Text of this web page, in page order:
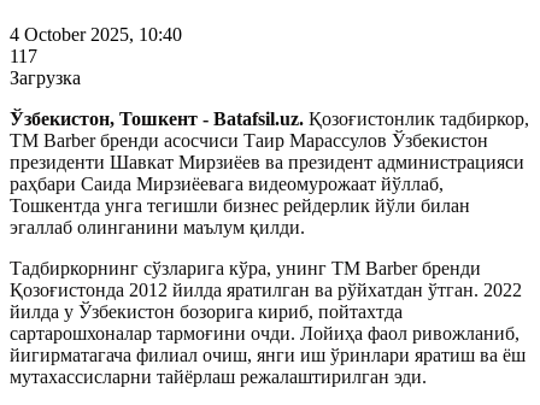
4 October 2025, 10:40
117
Загрузка
Ўзбекистон, Тошкент - Batafsil.uz. Қозоғистонлик тадбиркор,
TM Barber бренди асосчиси Таир Марассулов Ўзбекистон
президенти Шавкат Мирзиёев ва президент администрацияси
раҳбари Саида Мирзиёевага видеомурожаат йўллаб,
Тошкентда унга тегишли бизнес рейдерлик йўли билан
эгаллаб олинганини маълум қилди.
Тадбиркорнинг сўзларига кўра, унинг TM Barber бренди
Қозоғистонда 2012 йилда яратилган ва рўйхатдан ўтган. 2022
йилда у Ўзбекистон бозорига кириб, пойтахтда
сартарошхоналар тармоғини очди. Лойиҳа фаол ривожланиб,
йигирматагача филиал очиш, янги иш ўринлари яратиш ва ёш
мутахассисларни тайёрлаш режалаштирилган эди.